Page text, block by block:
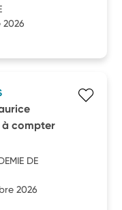
à compter
DE
2026